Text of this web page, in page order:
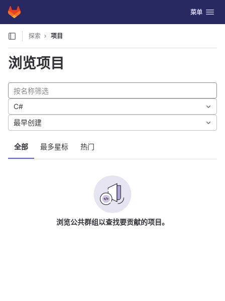
Skip to content
GitLab 切换导航
菜单
探索 项目
浏览项目
全部 最多星标 热门
C#
最早创建
浏览公共群组以查找要贡献的项目。